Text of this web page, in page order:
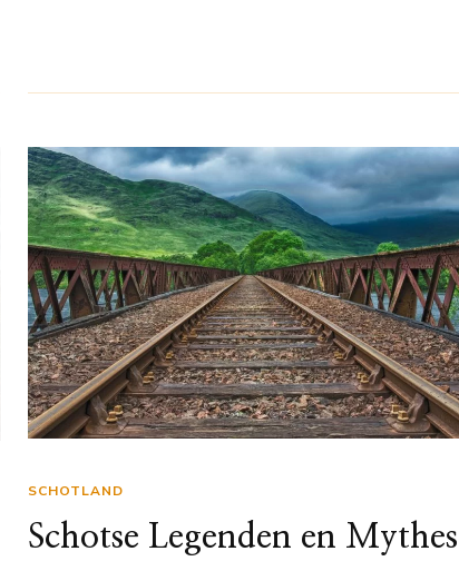
SCHOTLAND
Schotse Legenden en Mythes